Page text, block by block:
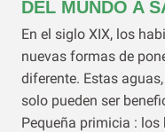
DEL MUNDO A
En el siglo XIX, los
nuevas formas de
diferente. Estas
solo pueden ser
Pequeña primicia :